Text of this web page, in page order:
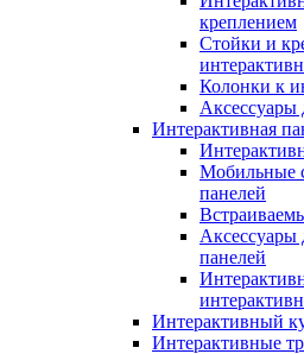
креплением
Стойки и
Колонки к
Аксессуары
Интерактивная
Мобильные
панелей
Аксессуары
панелей
Интерактивный
Интерактивные